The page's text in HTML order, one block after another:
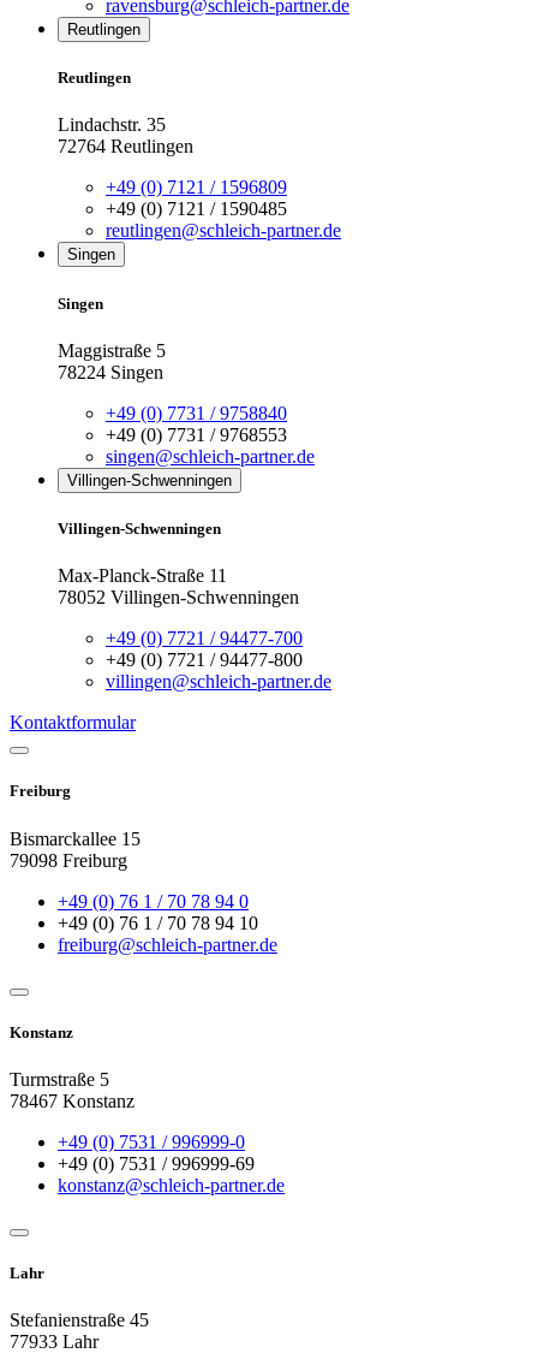
ravensburg@schleich-partner.de
Reutlingen
Reutlingen
Lindachstr. 35
72764 Reutlingen
+49 (0) 7121 / 1596809
+49 (0) 7121 / 1590485
reutlingen@schleich-partner.de
Singen
Singen
Maggistraße 5
78224 Singen
+49 (0) 7731 / 9758840
+49 (0) 7731 / 9768553
singen@schleich-partner.de
Villingen-Schwenningen
Villingen-Schwenningen
Max-Planck-Straße 11
78052 Villingen-Schwenningen
+49 (0) 7721 / 94477-700
+49 (0) 7721 / 94477-800
villingen@schleich-partner.de
Kontaktformular
Freiburg
Bismarckallee 15
79098 Freiburg
+49 (0) 76 1 / 70 78 94 0
+49 (0) 76 1 / 70 78 94 10
freiburg@schleich-partner.de
Konstanz
Turmstraße 5
78467 Konstanz
+49 (0) 7531 / 996999-0
+49 (0) 7531 / 996999-69
konstanz@schleich-partner.de
Lahr
Stefanienstraße 45
77933 Lahr